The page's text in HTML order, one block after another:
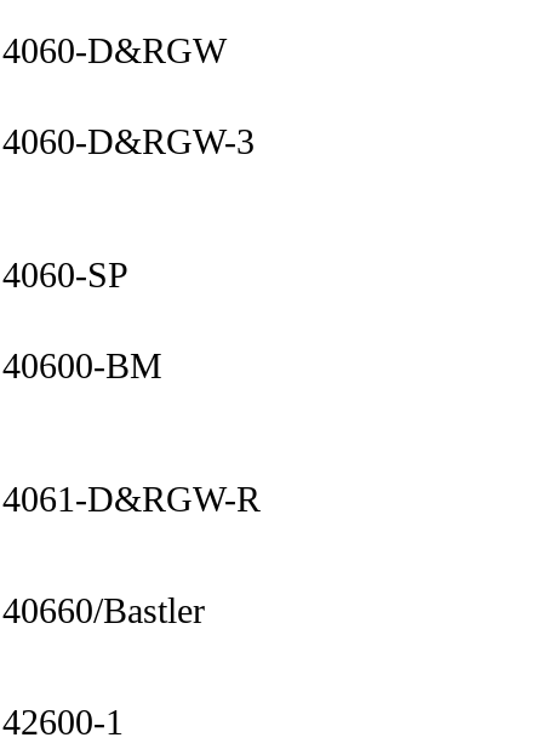
4060-D&RGW
4060-D&RGW-3
4060-SP
40600-BM
4061-D&RGW-R
40660/Bastler
42600-1